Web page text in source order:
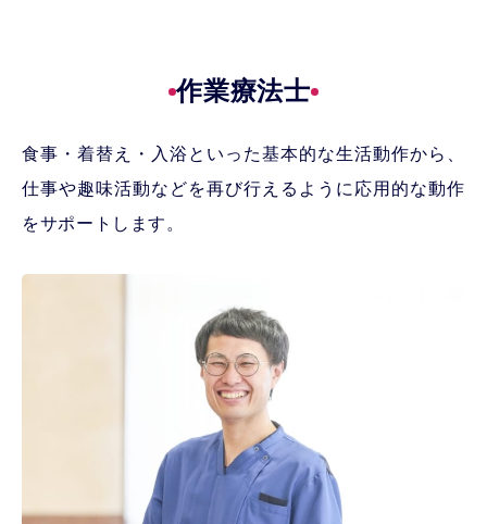
作業療法士
食事・着替え・入浴といった基本的な生活動作から、
仕事や趣味活動などを再び行えるように応用的な動作
をサポートします。